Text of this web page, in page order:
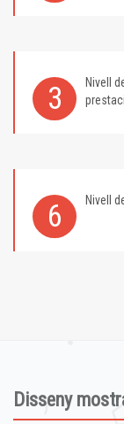
3 Nivell
6 Nivell
Disseny